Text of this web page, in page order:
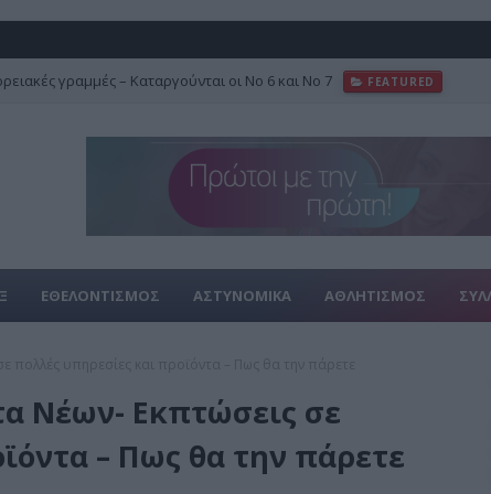
γραμμές – Καταργούνται οι Νο 6 και Νο 7 FEATURED
ΕΘΕΛΟΝΤΙΣΜΟΣ ΑΣΤΥΝΟΜΙΚΑ ΑΘΛΗΤΙΣΜΟΣ
Νέων- Εκπτώσεις σε
– Πως θα την πάρετε